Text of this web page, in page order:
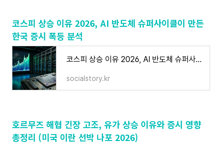
코스피 상승 이유 2026, AI 반도체 슈퍼사이클이 만든
한국 증시 폭등 분석
코스피 상승 이유 2026, AI 반도체 슈퍼사이클이 만든 한국 증시 폭등 분석
socialstory.kr
호르무즈 해협 긴장 고조, 유가 상승 이유와 증시 영향
총정리 (미국 이란 선박 나포 2026)